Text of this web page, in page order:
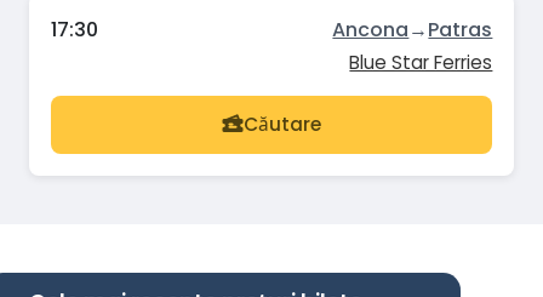
17:30 Ancona→Patras
Blue Star Ferries
Căutare